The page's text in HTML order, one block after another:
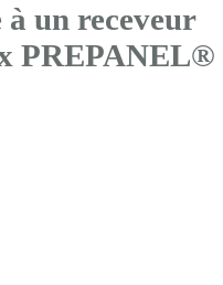
à un receveur
PREPANEL®